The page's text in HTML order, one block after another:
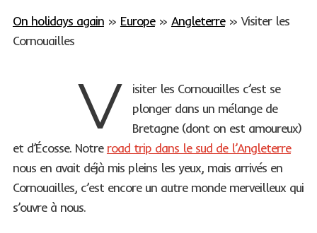
On holidays again» Europe» Angleterre»Visiter les
Cornouailles
V
isiter les Cornouailles c’est se
plonger dans un mélange de
Bretagne (dont on est amoureux)
et d’Écosse. Notre road trip dans le sud de l’Angleterre
nous en avait déjà mis pleins les yeux, mais arrivés en
Cornouailles, c’est encore un autre monde merveilleux qui
s’ouvre à nous.